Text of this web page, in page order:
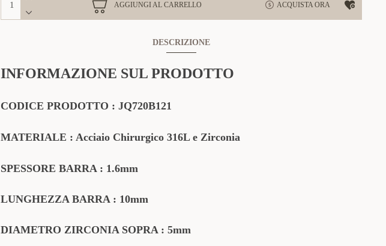
AGGIUNGI AL CARRELLO ACQUISTA ORA
DESCRIZIONE
INFORMAZIONE SUL PRODOTTO
CODICE PRODOTTO : JQ720B121
MATERIALE : Acciaio Chirurgico 316L e Zirconia
SPESSORE BARRA : 1.6mm
LUNGHEZZA BARRA : 10mm
DIAMETRO ZIRCONIA SOPRA : 5mm